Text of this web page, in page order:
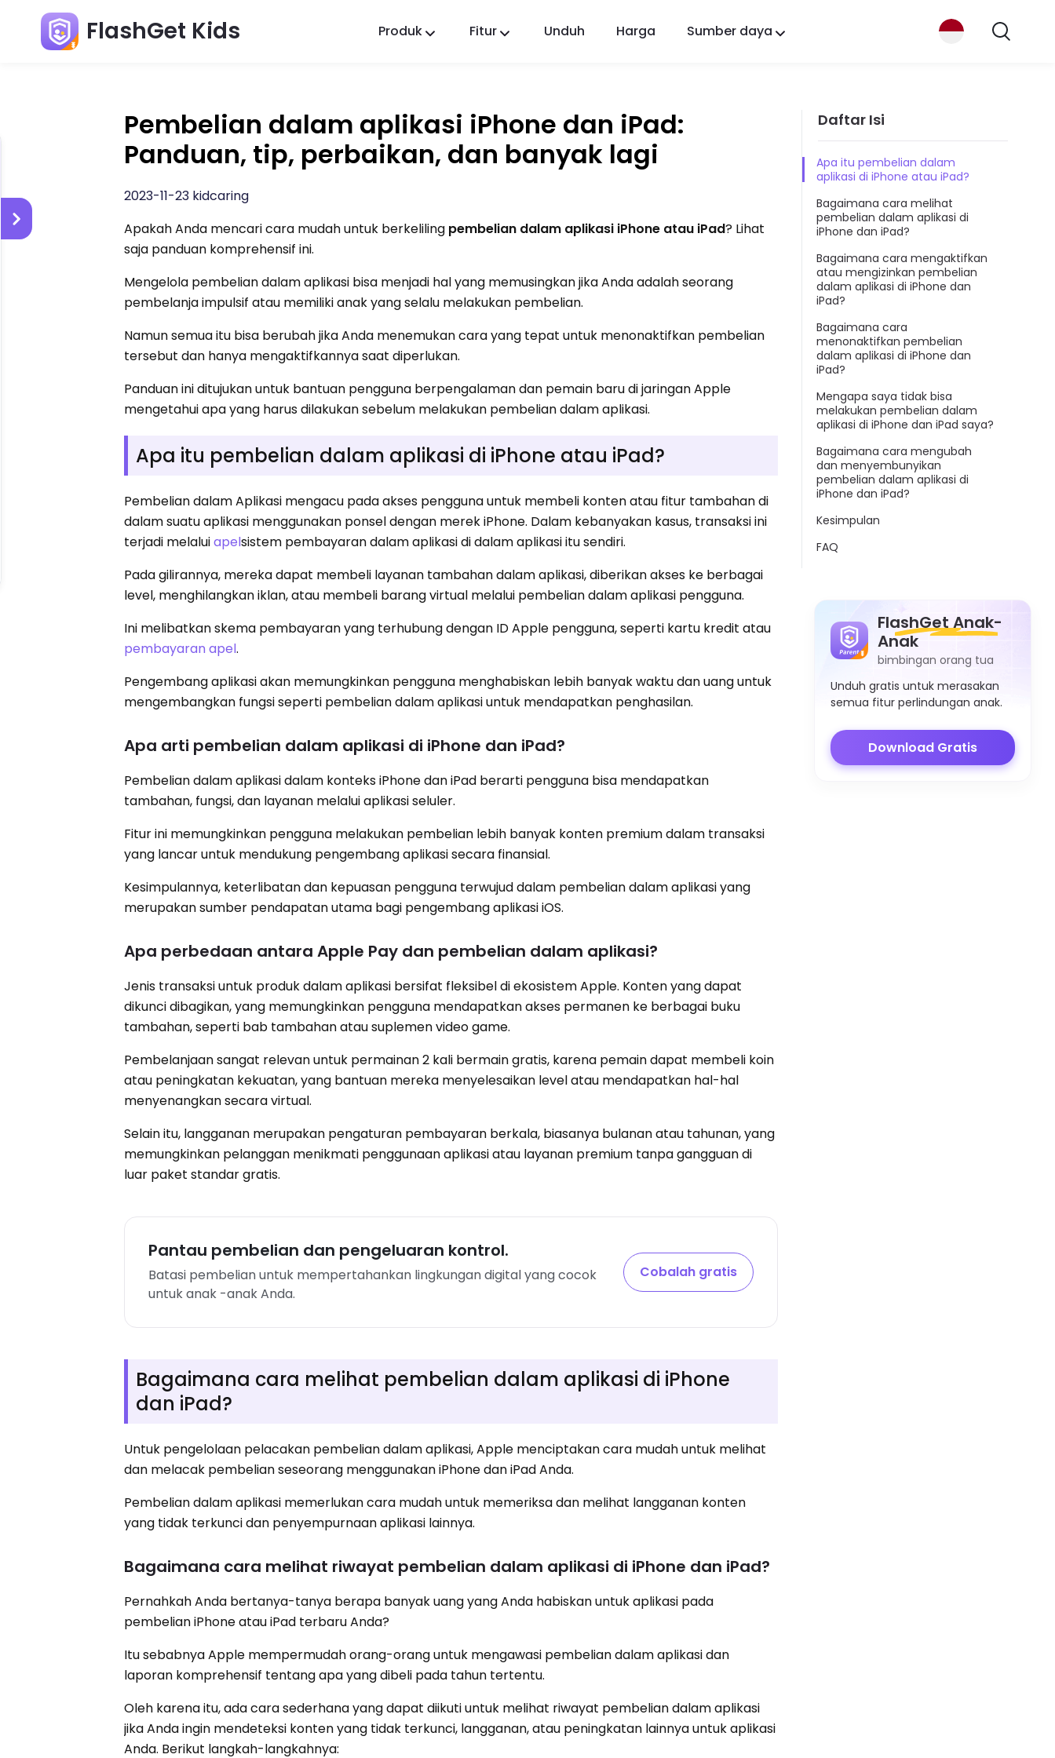
FlashGet Kids Produk
FlashGet Finder
Keamanan anti-pencurian ponsel Anda,
tanggung jawab kami.
Fitur Unduh Harga Sumber daya
Pembelian dalam aplikasi iPhone dan iPad:
Panduan, tip, perbaikan, dan banyak lagi
2023-11-23 kidcaring
Apakah Anda mencari cara mudah untuk berkeliling pembelian dalam aplikasi iPhone atau iPad? Lihat
saja panduan komprehensif ini.
Mengelola pembelian dalam aplikasi bisa menjadi hal yang memusingkan jika Anda adalah seorang
pembelanja impulsif atau memiliki anak yang selalu melakukan pembelian.
Namun semua itu bisa berubah jika Anda menemukan cara yang tepat untuk menonaktifkan pembelian
tersebut dan hanya mengaktifkannya saat diperlukan.
Panduan ini ditujukan untuk bantuan pengguna berpengalaman dan pemain baru di jaringan Apple
mengetahui apa yang harus dilakukan sebelum melakukan pembelian dalam aplikasi.
Apa itu pembelian dalam aplikasi di iPhone atau iPad?
Pembelian dalam Aplikasi mengacu pada akses pengguna untuk membeli konten atau fitur tambahan di
dalam suatu aplikasi menggunakan ponsel dengan merek iPhone. Dalam kebanyakan kasus, transaksi ini
terjadi melaluiapelsistem pembayaran dalam aplikasi di dalam aplikasi itu sendiri.
Pada gilirannya, mereka dapat membeli layanan tambahan dalam aplikasi, diberikan akses ke berbagai
level, menghilangkan iklan, atau membeli barang virtual melalui pembelian dalam aplikasi pengguna.
Ini melibatkan skema pembayaran yang terhubung dengan ID Apple pengguna, seperti kartu kredit atau
pembayaran apel.
Pengembang aplikasi akan memungkinkan pengguna menghabiskan lebih banyak waktu dan uang untuk
mengembangkan fungsi seperti pembelian dalam aplikasi untuk mendapatkan penghasilan.
Apa arti pembelian dalam aplikasi di iPhone dan iPad?
Pembelian dalam aplikasi dalam konteks iPhone dan iPad berarti pengguna bisa mendapatkan
tambahan, fungsi, dan layanan melalui aplikasi seluler.
Fitur ini memungkinkan pengguna melakukan pembelian lebih banyak konten premium dalam transaksi
yang lancar untuk mendukung pengembang aplikasi secara finansial.
Kesimpulannya, keterlibatan dan kepuasan pengguna terwujud dalam pembelian dalam aplikasi yang
merupakan sumber pendapatan utama bagi pengembang aplikasi iOS.
Apa perbedaan antara Apple Pay dan pembelian dalam aplikasi?
Jenis transaksi untuk produk dalam aplikasi bersifat fleksibel di ekosistem Apple. Konten yang dapat
dikunci dibagikan, yang memungkinkan pengguna mendapatkan akses permanen ke berbagai buku
tambahan, seperti bab tambahan atau suplemen video game.
Pembelanjaan sangat relevan untuk permainan 2 kali bermain gratis, karena pemain dapat membeli koin
atau peningkatan kekuatan, yang bantuan mereka menyelesaikan level atau mendapatkan hal-hal
menyenangkan secara virtual.
Selain itu, langganan merupakan pengaturan pembayaran berkala, biasanya bulanan atau tahunan, yang
memungkinkan pelanggan menikmati penggunaan aplikasi atau layanan premium tanpa gangguan di
luar paket standar gratis.
Pantau pembelian dan pengeluaran kontrol.
Batasi pembelian untuk mempertahankan lingkungan digital yang cocok
untuk anak -anak Anda.
Cobalah gratis
Bagaimana cara melihat pembelian dalam aplikasi di iPhone
dan iPad?
Untuk pengelolaan pelacakan pembelian dalam aplikasi, Apple menciptakan cara mudah untuk melihat
dan melacak pembelian seseorang menggunakan iPhone dan iPad Anda.
Pembelian dalam aplikasi memerlukan cara mudah untuk memeriksa dan melihat langganan konten
yang tidak terkunci dan penyempurnaan aplikasi lainnya.
Bagaimana cara melihat riwayat pembelian dalam aplikasi di iPhone dan iPad?
Pernahkah Anda bertanya-tanya berapa banyak uang yang Anda habiskan untuk aplikasi pada
pembelian iPhone atau iPad terbaru Anda?
Itu sebabnya Apple mempermudah orang-orang untuk mengawasi pembelian dalam aplikasi dan
laporan komprehensif tentang apa yang dibeli pada tahun tertentu.
Oleh karena itu, ada cara sederhana yang dapat diikuti untuk melihat riwayat pembelian dalam aplikasi
jika Anda ingin mendeteksi konten yang tidak terkunci, langganan, atau peningkatan lainnya untuk aplikasi
Anda. Berikut langkah-langkahnya:
Daftar Isi
Apa itu pembelian dalam
aplikasi di iPhone atau iPad?
Bagaimana cara melihat
pembelian dalam aplikasi di
iPhone dan iPad?
Bagaimana cara mengaktifkan
atau mengizinkan pembelian
dalam aplikasi di iPhone dan
iPad?
Bagaimana cara
menonaktifkan pembelian
dalam aplikasi di iPhone dan
iPad?
Mengapa saya tidak bisa
melakukan pembelian dalam
aplikasi di iPhone dan iPad saya?
Bagaimana cara mengubah
dan menyembunyikan
pembelian dalam aplikasi di
iPhone dan iPad?
Kesimpulan
FAQ
FlashGet Anak-
Anak
bimbingan orang tua
Unduh gratis untuk merasakan
semua fitur perlindungan anak.
Download Gratis